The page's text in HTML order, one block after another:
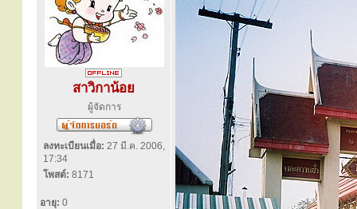
สาวิกาน้อย
ผู้จัดการ
ลงทะเบียนเมื่อ: 27 มี.ค. 2006,
17:34
โพสต์: 8171
อายุ: 0